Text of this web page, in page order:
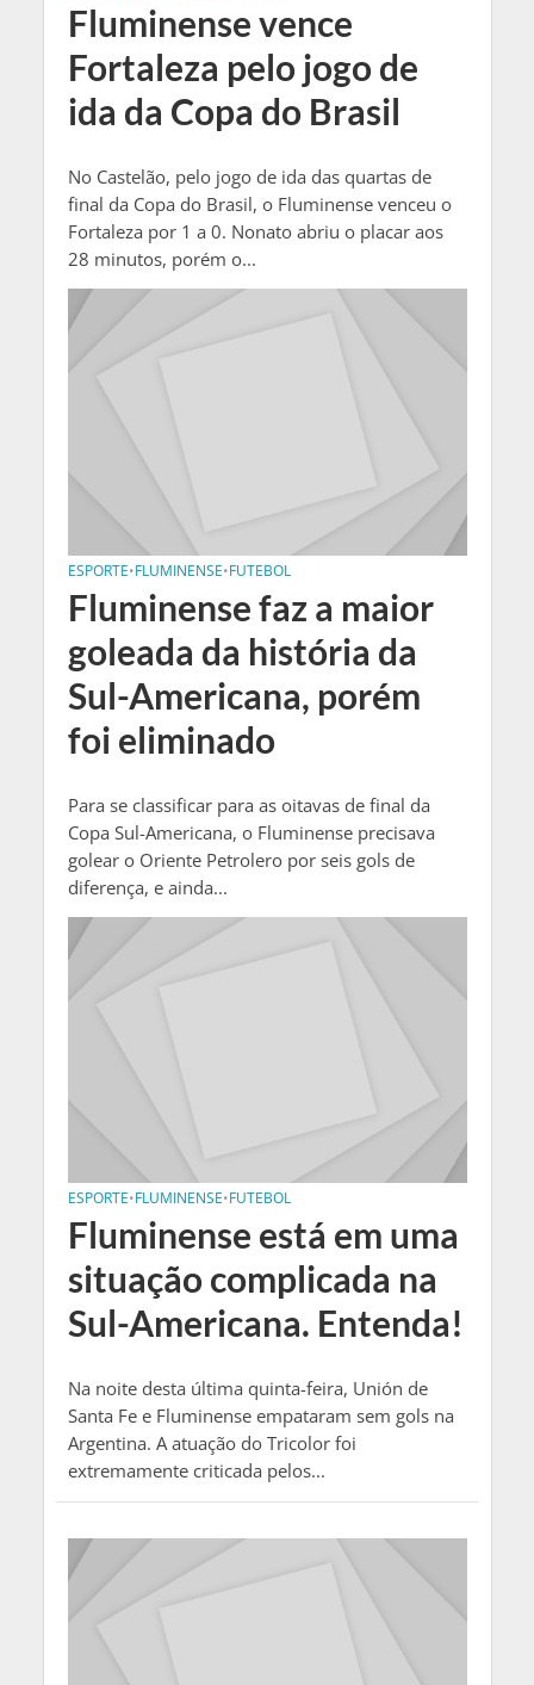
Fluminense vence
Fortaleza pelo jogo de
ida da Copa do Brasil
No Castelão, pelo jogo de ida das quartas de
final da Copa do Brasil, o Fluminense venceu o
Fortaleza por 1 a 0. Nonato abriu o placar aos
28 minutos, porém o...
ESPORTE•FLUMINENSE•FUTEBOL
Fluminense faz a maior
goleada da história da
Sul-Americana, porém
foi eliminado
Para se classificar para as oitavas de final da
Copa Sul-Americana, o Fluminense precisava
golear o Oriente Petrolero por seis gols de
diferença, e ainda...
ESPORTE•FLUMINENSE•FUTEBOL
Fluminense está em uma
situação complicada na
Sul-Americana. Entenda!
Na noite desta última quinta-feira, Unión de
Santa Fe e Fluminense empataram sem gols na
Argentina. A atuação do Tricolor foi
extremamente criticada pelos...